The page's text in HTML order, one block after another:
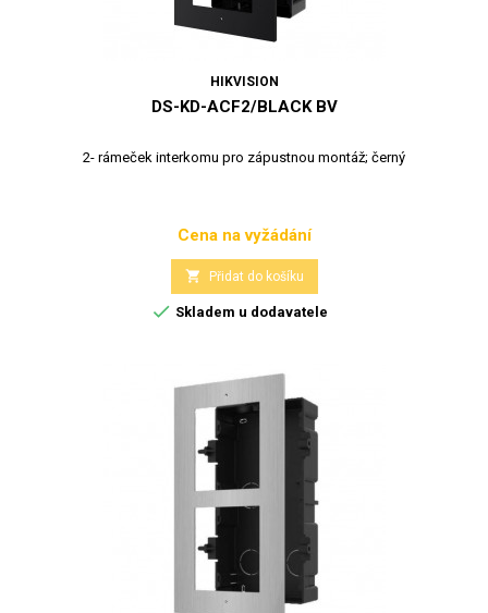
HIKVISION
DS-KD-ACF2/BLACK BV
2- rámeček interkomu pro zápustnou montáž; černý
Cena
Cena na vyžádání
 Přidat do košíku
 Skladem u dodavatele